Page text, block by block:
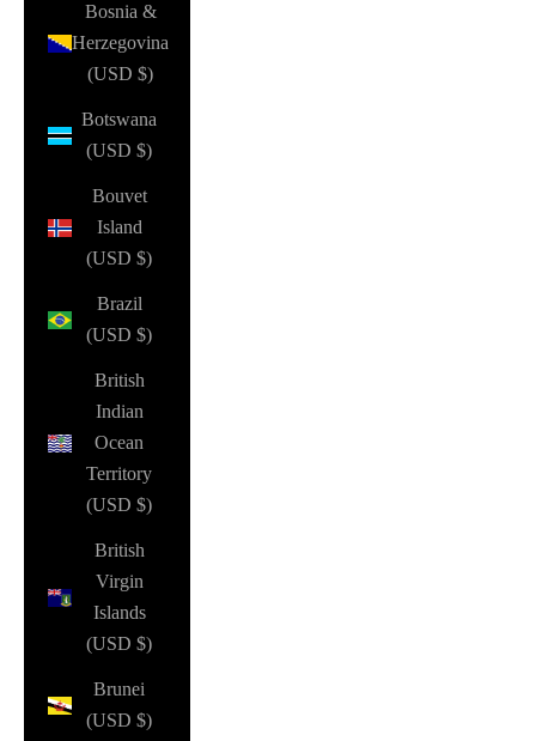
Bosnia &
Herzegovina
(USD $)
Botswana
(USD $)
Bouvet
Island
(USD $)
Brazil
(USD $)
British
Indian
Ocean
Territory
(USD $)
British
Virgin
Islands
(USD $)
Brunei
(USD $)